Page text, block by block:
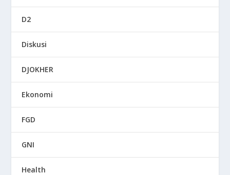
D2
Diskusi
DJOKHER
Ekonomi
FGD
GNI
Health